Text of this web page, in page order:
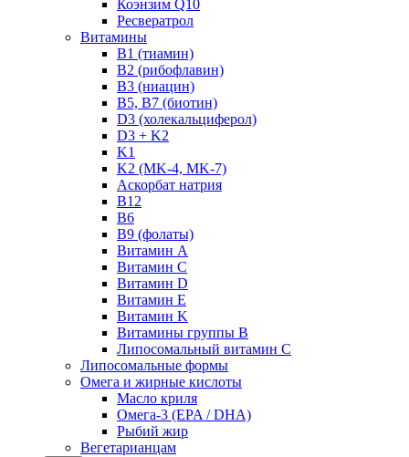
Коэнзим Q10
Ресвератрол
Витамины
B1 (тиамин)
B2 (рибофлавин)
B3 (ниацин)
B5, B7 (биотин)
D3 (холекальциферол)
D3 + K2
K1
K2 (MK-4, MK-7)
Аскорбат натрия
В12
В6
В9 (фолаты)
Витамин A
Витамин C
Витамин D
Витамин E
Витамин K
Витамины группы B
Липосомальный витамин C
Липосомальные формы
Омега и жирные кислоты
Масло криля
Омега-3 (EPA / DHA)
Рыбий жир
Вегетарианцам